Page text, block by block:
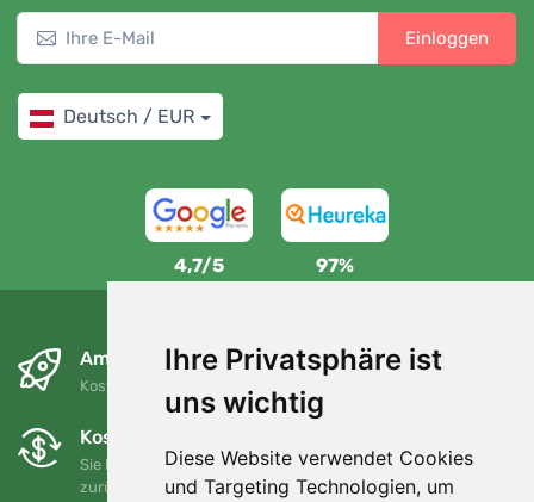
Ihre Privatsphäre ist
uns wichtig
Diese Website verwendet Cookies
und Targeting Technologien, um
Einloggen
Deutsch / EUR
4,7/5 97%
Am nächsten Tag und kostenlos
Kostenloser Versand für Bestellungen über 80 EUR
Kostenloser Umtausch und Rückgabe
Sie können Ihre Bestellung jederzeit innerhalb von 90 Tagen
zurückgeben oder umtauschen.